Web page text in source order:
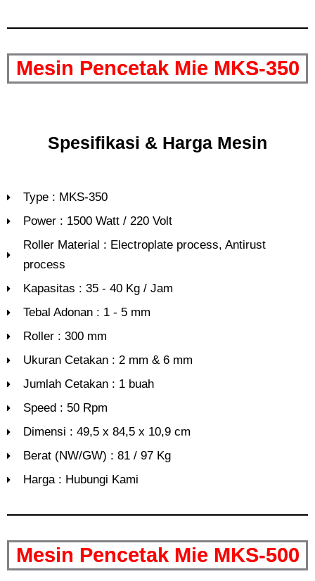
Mesin Pencetak Mie MKS-350
Spesifikasi & Harga Mesin
Type : MKS-350
Power : 1500 Watt / 220 Volt
Roller Material : Electroplate process, Antirust
process
Kapasitas : 35 - 40 Kg / Jam
Tebal Adonan : 1 - 5 mm
Roller : 300 mm
Ukuran Cetakan : 2 mm & 6 mm
Jumlah Cetakan : 1 buah
Speed : 50 Rpm
Dimensi : 49,5 x 84,5 x 10,9 cm
Berat (NW/GW) : 81 / 97 Kg
Harga : Hubungi Kami
Mesin Pencetak Mie MKS-500